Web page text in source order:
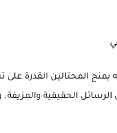
المحتالين القدرة على
الحقيقية والمزيفة.